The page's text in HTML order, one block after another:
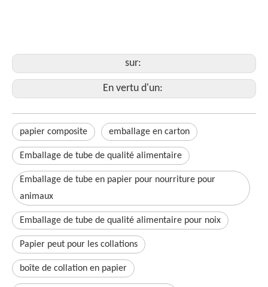
sur:
En vertu d'un:
papier composite emballage en carton
Emballage de tube de qualité alimentaire
Emballage de tube en papier pour nourriture pour
animaux
Emballage de tube de qualité alimentaire pour noix
Papier peut pour les collations
boîte de collation en papier